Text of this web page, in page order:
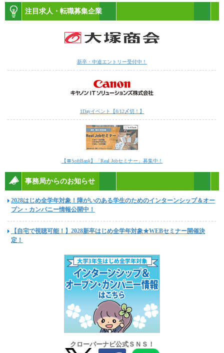
注目求人・転職募集企業
新卒・中途エントリー受付中！
1Dayイベント【8/12〆切！】
【〓SoftBank】「Real Jobセミナー」募集中！
事務局からのお知らせ
2028はじめ全学年対象！障がいのある学生のためのインターンシップ＆オー
プン・カンパニー情報公開中！
【自宅で視聴可能！】2028新卒はじめ全学年対象★WEBセミナー開催決
定！
クローバーナビ公式ＳＮＳ！